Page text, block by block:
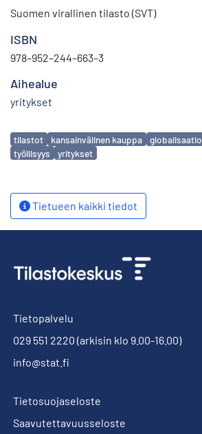
Suomen virallinen tilasto (SVT)
ISBN
978–952–244–663–3
Aihealue
yritykset
Avainsanat
tilastot kansainvälinen kauppa globalisaatio
työllisyys
yritykset
Tietueen kaikki tiedot
Tietopalvelu
029 551 2220 (arkisin klo 9.00-16.00)
info@stat.fi
Tietosuojaseloste
Saavutettavuusseloste